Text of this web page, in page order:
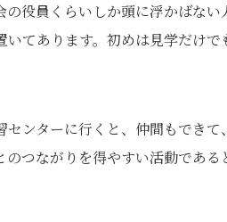
役員くらいしか頭に浮かばな
てあります。初めは見学だけ
センターに行くと、仲間もでき
つながりを得やすい活動であ